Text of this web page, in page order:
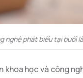
nghệ phát biểu tại buổi
khoa học và công